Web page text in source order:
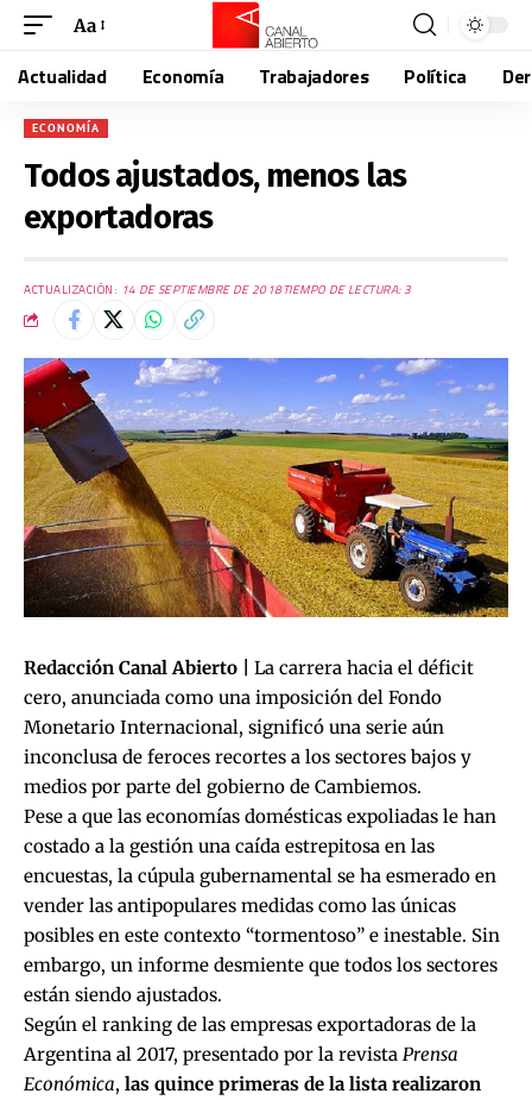
Aa
Actualidad Economía Trabajadores Política
ECONOMÍA
Todos ajustados, menos las
exportadoras
ACTUALIZACIÓN: 14 DE SEPTIEMBRE DE 2018TIEMPO DE LECTURA: 3
Redacción Canal Abierto |
La carrera hacia el déficit
cero, anunciada como una imposición del Fondo
Monetario Internacional, significó una serie aún
inconclusa de feroces recortes a los sectores bajos y
medios por parte del gobierno de Cambiemos.
Pese a que las economías domésticas expoliadas le han
costado a la gestión una caída estrepitosa en las
encuestas, la cúpula gubernamental se ha esmerado en
vender las antipopulares medidas como las únicas
posibles en este contexto “tormentoso” e inestable. Sin
embargo, un informe desmiente que todos los sectores
están siendo ajustados.
Según el ranking de las empresas exportadoras de la
Argentina al 2017, presentado por la revista Prensa
Económica, las quince primeras de la lista realizaron